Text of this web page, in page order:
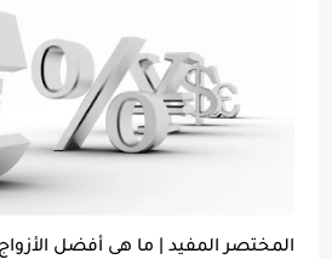
المختصر المفيد | ما هى أفضل الأزواج